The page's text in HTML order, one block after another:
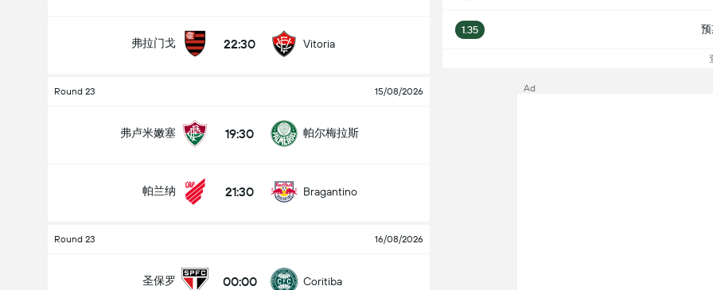
弗拉门戈 22:30 Vitoria
Round 23 15/08/2026
弗卢米嫩塞 19:30 帕尔梅拉斯
帕兰纳 21:30 Bragantino
Round 23 16/08/2026
圣保罗 00:00 Coritiba
1.35
Ad